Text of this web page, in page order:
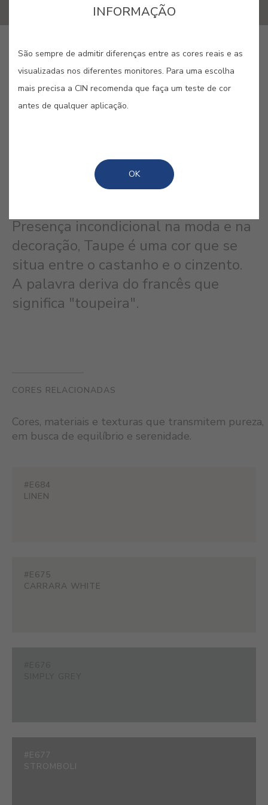
COMPRAR ONLINE
GUARDAR
Presença incondicional na moda e na
decoração, Taupe é uma cor que se
situa entre o castanho e o cinzento.
A palavra deriva do francês que
significa "toupeira".
CORES RELACIONADAS
Cores, materiais e texturas que transmitem pureza,
em busca de equilíbrio e serenidade.
#E684
LINEN
#E675
CARRARA WHITE
#E677
STROMBOLI
INFORMAÇÃO
São sempre de admitir diferenças entre as cores reais e as
visualizadas nos diferentes monitores. Para uma escolha
mais precisa a CIN recomenda que faça um teste de cor
antes de qualquer aplicação.
OK